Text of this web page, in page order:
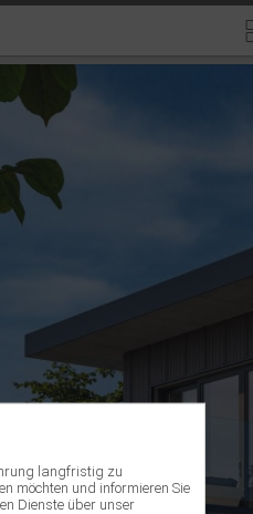
langfristig zu
möchten und informieren Sie
Dienste über unser